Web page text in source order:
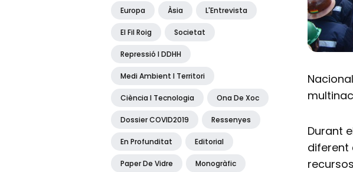
Europa Àsia L'Entrevista
El Fil Roig Societat
Repressió I DDHH
Medi Ambient I Territori
Ciència I Tecnologia Ona De Xoc
Dossier COVID2019 Ressenyes
En Profunditat Editorial
Paper De Vidre Monogràfic
Durant
diferent